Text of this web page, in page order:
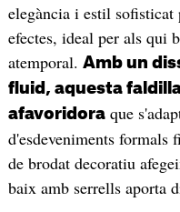
elegància i estil
efectes, ideal per als qui
atemporal. Amb un
fluid, aquesta
afavoridoraque
d'esdeveniments formals
de brodat decoratiu
baix amb serrells aporta